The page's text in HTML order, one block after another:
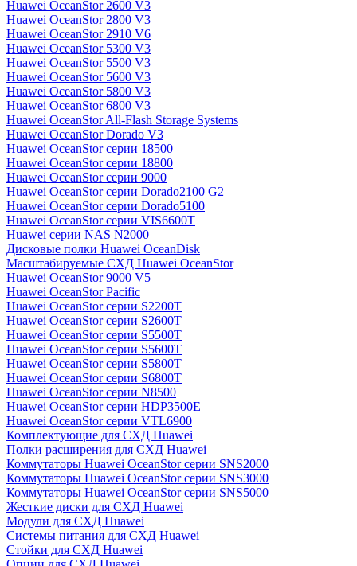
Huawei OceanStor 2600 V3
Huawei OceanStor 2800 V3
Huawei OceanStor 2910 V6
Huawei OceanStor 5300 V3
Huawei OceanStor 5500 V3
Huawei OceanStor 5600 V3
Huawei OceanStor 5800 V3
Huawei OceanStor 6800 V3
Huawei OceanStor All-Flash Storage Systems
Huawei OceanStor Dorado V3
Huawei OceanStor серии 18500
Huawei OceanStor серии 18800
Huawei OceanStor серии 9000
Huawei OceanStor серии Dorado2100 G2
Huawei OceanStor серии Dorado5100
Huawei OceanStor серии VIS6600T
Huawei серии NAS N2000
Дисковые полки Huawei OceanDisk
Масштабируемые СХД Huawei OceanStor
Huawei OceanStor 9000 V5
Huawei OceanStor Pacific
Huawei OceanStor серии S2200T
Huawei OceanStor серии S2600T
Huawei OceanStor серии S5500T
Huawei OceanStor серии S5600T
Huawei OceanStor серии S5800T
Huawei OceanStor серии S6800T
Huawei OceanStor серии N8500
Huawei OceanStor серии HDP3500E
Huawei OceanStor серии VTL6900
Комплектующие для СХД Huawei
Полки расширения для СХД Huawei
Коммутаторы Huawei OceanStor серии SNS2000
Коммутаторы Huawei OceanStor серии SNS3000
Коммутаторы Huawei OceanStor серии SNS5000
Жесткие диски для СХД Huawei
Модули для СХД Huawei
Системы питания для СХД Huawei
Стойки для СХД Huawei